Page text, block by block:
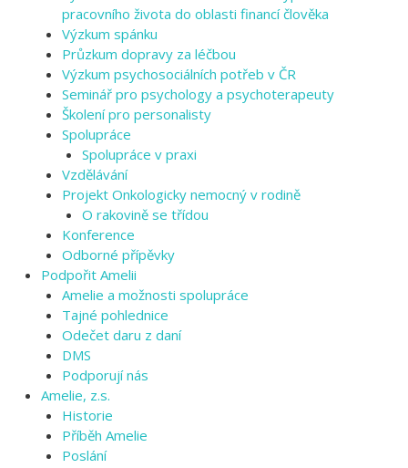
pracovního života do oblasti financí člověka
Výzkum spánku
Průzkum dopravy za léčbou
Výzkum psychosociálních potřeb v ČR
Seminář pro psychology a psychoterapeuty
Školení pro personalisty
Spolupráce
Spolupráce v praxi
Vzdělávání
Projekt Onkologicky nemocný v rodině
O rakovině se třídou
Konference
Odborné přípěvky
Podpořit Amelii
Amelie a možnosti spolupráce
Tajné pohlednice
Odečet daru z daní
DMS
Podporují nás
Amelie, z.s.
Historie
Příběh Amelie
Poslání